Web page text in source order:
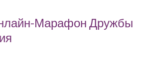
Марафон Дружбы